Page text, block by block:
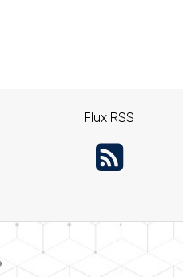
Flux RSS